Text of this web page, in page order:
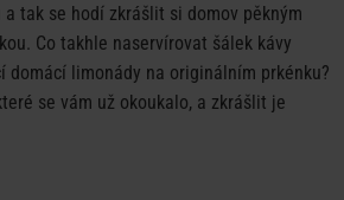
tak se hodí zkrášlit si domov pěkným
Co takhle naservírovat šálek kávy
domácí limonády na originálním prkénku?
se vám už okoukalo, a zkrášlit je